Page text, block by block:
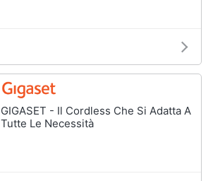
GIGASET - Il Cordless Che Si Adatta A
Tutte Le Necessità